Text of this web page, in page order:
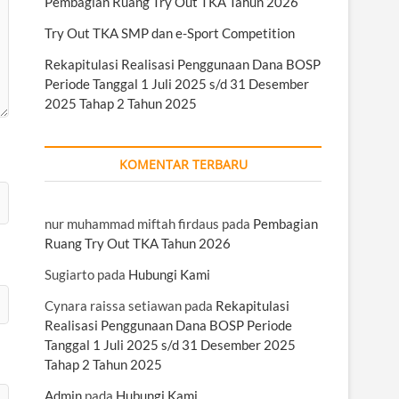
Try Out TKA SMP dan e-Sport Competition
Rekapitulasi Realisasi Penggunaan Dana BOSP
Periode Tanggal 1 Juli 2025 s/d 31 Desember
2025 Tahap 2 Tahun 2025
KOMENTAR TERBARU
nur muhammad miftah firdaus pada Pembagian
Ruang Try Out TKA Tahun 2026
Sugiarto pada Hubungi Kami
Cynara raissa setiawan pada Rekapitulasi
Realisasi Penggunaan Dana BOSP Periode
Tanggal 1 Juli 2025 s/d 31 Desember 2025
Tahap 2 Tahun 2025
Admin pada Hubungi Kami